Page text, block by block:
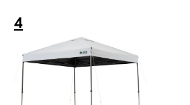
4